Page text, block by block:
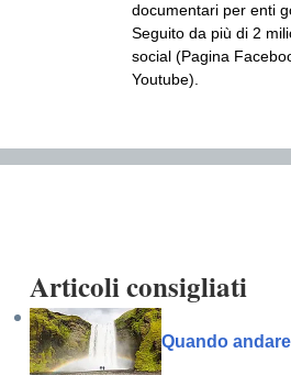
Articoli consigliati
Quando
documentari per enti
Seguito da più di 2
social (Pagina
Youtube).